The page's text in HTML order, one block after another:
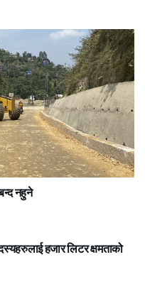
नहुने
हजार लिटर क्षमताको